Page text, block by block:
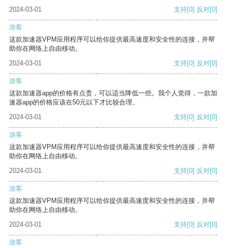
2024-03-01 支持[0] 反对[0]
游客
这款加速器VPM应用程序可以给你提供最高速度和安全性的连接，并帮
助你在网络上自由移动。
2024-03-01
支持[0] 反对[0]
游客
这款加速器app的价格有点贵，可以适当降低一些。我个人觉得，一款加
速器app的价格应该在50元以下才比较合理。
2024-03-01
支持[0] 反对[0]
游客
这款加速器VPM应用程序可以给你提供最高速度和安全性的连接，并帮
助你在网络上自由移动。
2024-03-01
支持[0] 反对[0]
游客
这款加速器VPM应用程序可以给你提供最高速度和安全性的连接，并帮
助你在网络上自由移动。
2024-03-01
支持[0] 反对[0]
游客